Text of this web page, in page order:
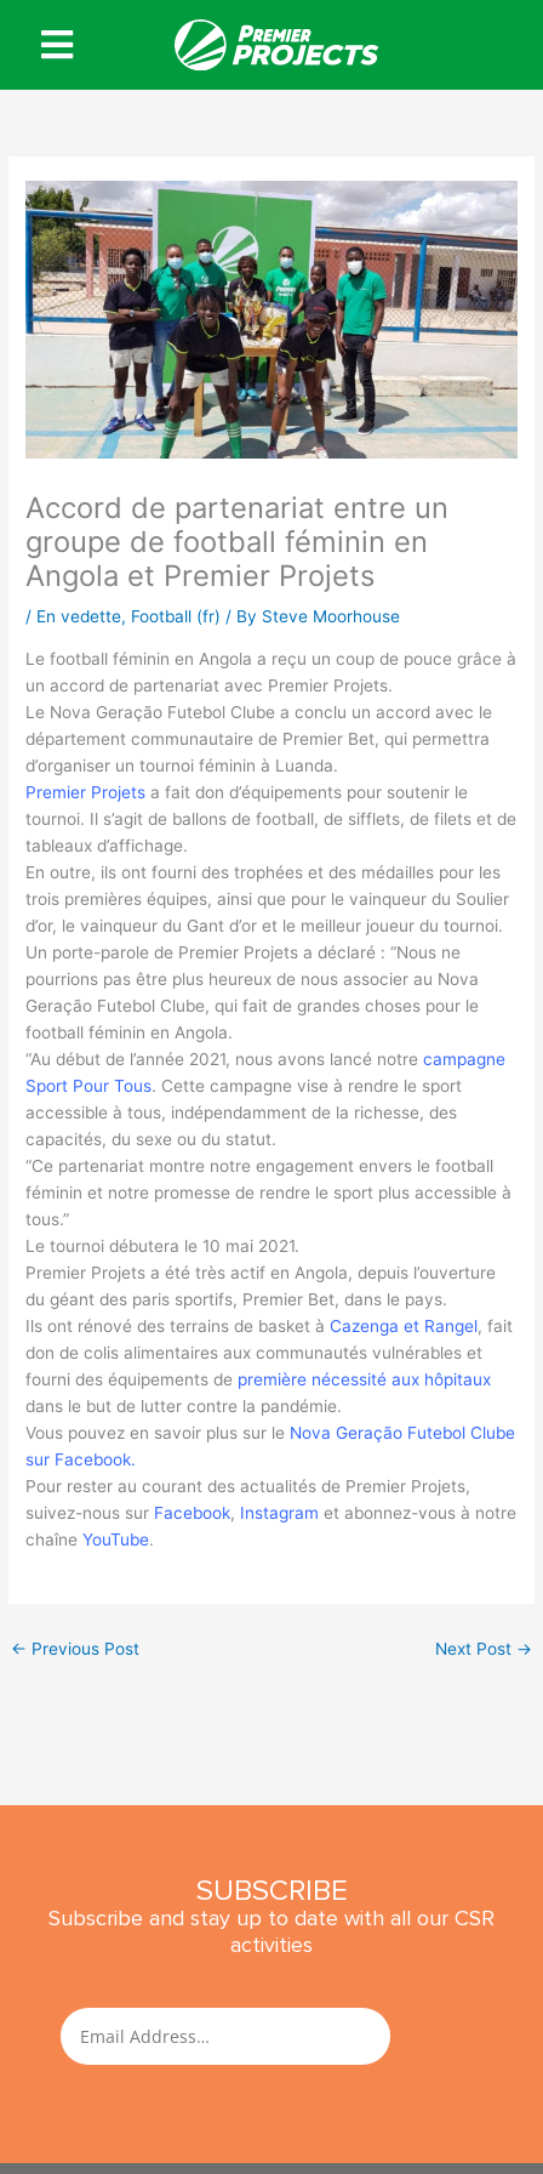
content
Accord de partenariat entre un
groupe de football féminin en
Angola et Premier Projets
/ En vedette, Football (fr) / By Steve Moorhouse
Le football féminin en Angola a reçu un coup de pouce grâce à
un accord de partenariat avec Premier Projets.
Le Nova Geração Futebol Clube a conclu un accord avec le
département communautaire de Premier Bet, qui permettra
d’organiser un tournoi féminin à Luanda.
Premier Projets a fait don d’équipements pour soutenir le
tournoi. Il s’agit de ballons de football, de sifflets, de filets et de
tableaux d’affichage.
En outre, ils ont fourni des trophées et des médailles pour les
trois premières équipes, ainsi que pour le vainqueur du Soulier
d’or, le vainqueur du Gant d’or et le meilleur joueur du tournoi.
Un porte-parole de Premier Projets a déclaré : “Nous ne
pourrions pas être plus heureux de nous associer au Nova
Geração Futebol Clube, qui fait de grandes choses pour le
football féminin en Angola.
“Au début de l’année 2021, nous avons lancé notrecampagne
Sport Pour Tous. Cette campagne vise à rendre le sport
accessible à tous, indépendamment de la richesse, des
capacités, du sexe ou du statut.
“Ce partenariat montre notre engagement envers le football
féminin et notre promesse de rendre le sport plus accessible à
tous.”
Le tournoi débutera le 10 mai 2021.
Premier Projets a été très actif en Angola, depuis l’ouverture
du géant des paris sportifs, Premier Bet, dans le pays.
Ils ont rénové des terrains de basket àCazenga et Rangel, fait
don de colis alimentaires aux communautés vulnérables et
fourni des équipements de première nécessité aux hôpitaux
dans le but de lutter contre la pandémie.
Vous pouvez en savoir plus sur le Nova Geração Futebol Clube
sur Facebook.
Pour rester au courant des actualités de Premier Projets,
suivez-nous sur Facebook, Instagram et abonnez-vous à notre
chaîneYouTube.
← Previous Post Next Post →
SUBSCRIBE
Subscribe and stay up to date with all our CSR
activities
Email SUBMIT